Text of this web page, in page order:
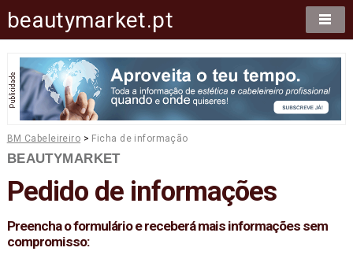
beautymarket.pt
BM Cabeleireiro > Ficha de informação
BEAUTYMARKET
Pedido de informações
Preencha o formulário e receberá mais informações sem
compromisso: